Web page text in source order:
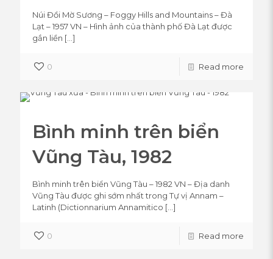
Núi Đồi Mờ Sương – Foggy Hills and Mountains – Đà
Lạt – 1957 VN – Hình ảnh của thành phố Đà Lạt được
gắn liền […]
0 Read more
Bình minh trên biển
Vũng Tàu, 1982
Bình minh trên biển Vũng Tàu – 1982 VN – Địa danh
Vũng Tàu được ghi sớm nhất trong Tự vị Annam –
Latinh (Dictionnarium Annamitico […]
0 Read more